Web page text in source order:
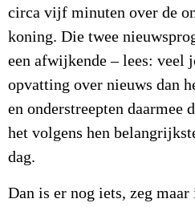
circa vijf minuten over de
koning. Die twee
een afwijkende – lees: veel
opvatting over nieuws dan
en onderstreepten daarmee
het volgens hen
dag.
Dan is er nog iets, zeg